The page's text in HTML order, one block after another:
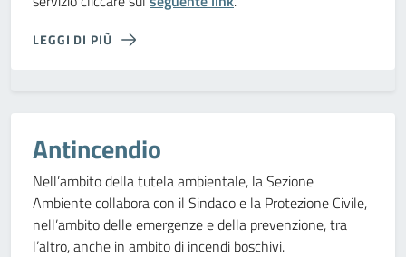
LEGGI DI PIÙ
Antincendio
Nell’ambito della tutela ambientale, la Sezione
Ambiente collabora con il Sindaco e la Protezione Civile,
nell’ambito delle emergenze e della prevenzione, tra
l’altro, anche in ambito di incendi boschivi.